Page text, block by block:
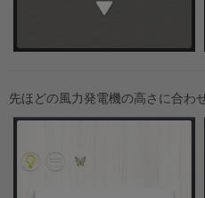
先ほどの風力発電機の高さに合わ